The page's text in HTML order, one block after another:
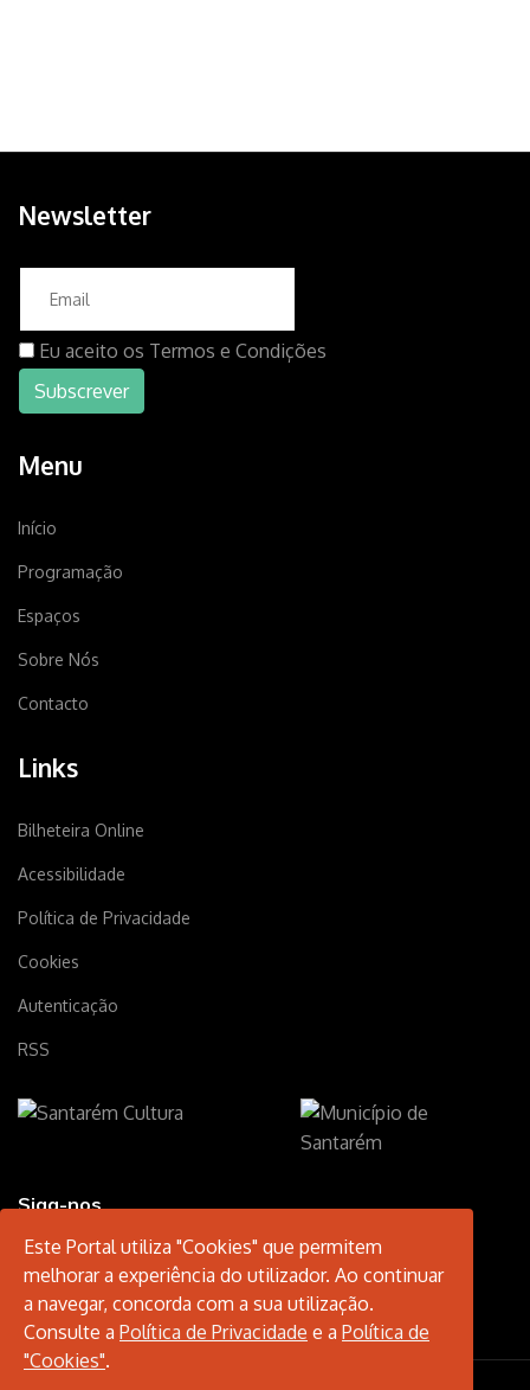
Newsletter
Eu aceito os Termos e Condições
Menu
Início
Programação
Espaços
Sobre Nós
Contacto
Links
Bilheteira Online
Acessibilidade
Política de Privacidade
Cookies
Autenticação
RSS
Siga-nos
Este Portal utiliza "Cookies" que permitem
melhorar a experiência do utilizador. Ao continuar
a navegar, concorda com a sua utilização.
Consulte a Política de Privacidade e a Política de
"Cookies".